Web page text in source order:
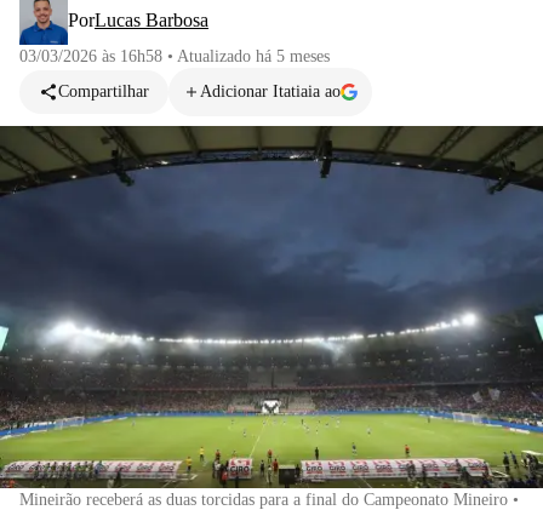
PorLucas Barbosa
03/03/2026 às 16h58 • Atualizado há 5 meses
Compartilhar
Adicionar Itatiaia ao
Mineirão receberá as duas torcidas para a final do Campeonato Mineiro •